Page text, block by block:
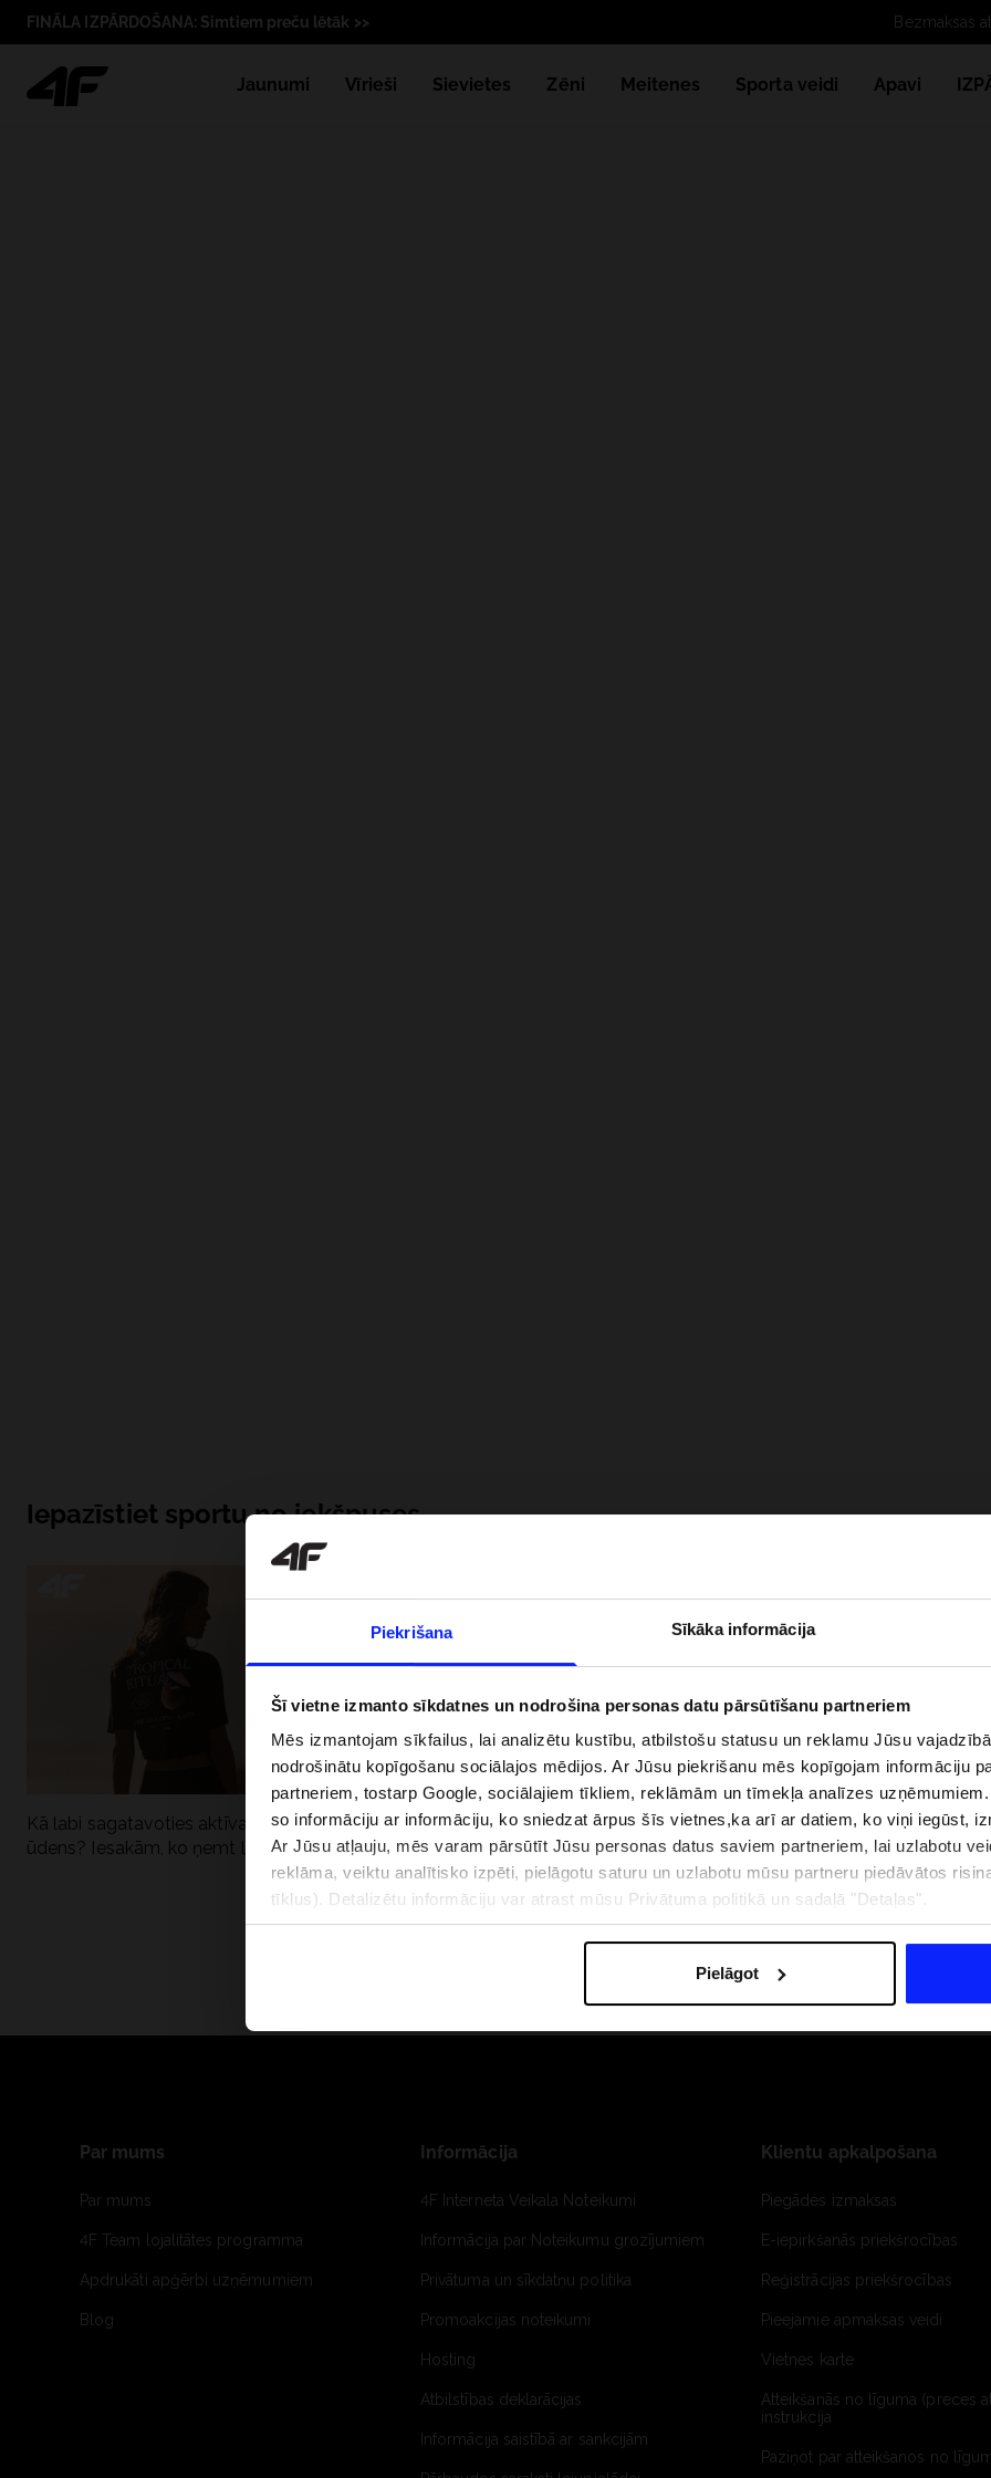
Piekrišana Sīkāka informācija
Šī vietne izmanto sīkdatnes un nodrošina personas datu pārsūtīšanu partneriem
Mēs izmantojam sīkfailus, lai analizētu kustību, atbilstošu statusu un reklamu Jūsu
nodrošinātu kopīgošanu sociālajos mēdijos. Ar Jūsu piekrišanu mēs kopīgojam informāciju
partneriem, tostarp Google, sociālajiem tīkliem, reklāmām un tīmekļa analīzes
so informāciju ar informāciju, ko sniedzat ārpus šīs vietnes,ka arī ar datiem, ko viņi iegūst,
Ar Jūsu atļauju, mēs varam pārsūtīt Jūsu personas datus saviem partneriem, lai uzlabotu
reklāma, veiktu analītisko izpēti, pielāgotu saturu un uzlabotu mūsu partneru piedāvātos
tīklus). Detalizētu informāciju var atrast mūsu Privātuma politikā un sadaļā "Detaļas".
Pielāgot
FINĀLA IZPĀRDOŠANA: Simtiem preču lētāk >>
Jaunumi Vīrieši Sievietes Zēni Meitenes Sporta veidi Apavi
Iepazīstiet sportu no iekšpuses
Kā labi sagatavoties aktīvai dienai pie
ūdens? Iesakām, ko ņemt līdzi
Kāpēc UV aizsardzībai pie ūdens jābūt
dubultai: UPF apģērbs + SPF
Jaunā 4F tenisa un padela kolekcija.
Sportiska funkcionalitāte satiekas ar
mūsdienīgu stilu
VEIKALU ADRESES B2B 4F TEAM LOJALITĀTES
Par mums
Par mums
4F Team lojalitātes programma
Apdrukāti apģērbi uzņēmumiem
Blog
Informācija
4F Interneta Veikala Noteikumi
Informācija par Noteikumu grozījumiem
Privātuma un sīkdatņu politika
Promoakcijas noteikumi
Hosting
Atbilstības deklarācijas
Informācija saistībā ar sankcijām
Klientu apkalpošana
Piegādes izmaksas
E-iepirkšanās priekšrocības
Reģistrācijas priekšrocības
Pieejamie apmaksas veidi
Vietnes karte
Atteikšanās no līguma (preces
instrukcija
Paziņot par atteikšanos no